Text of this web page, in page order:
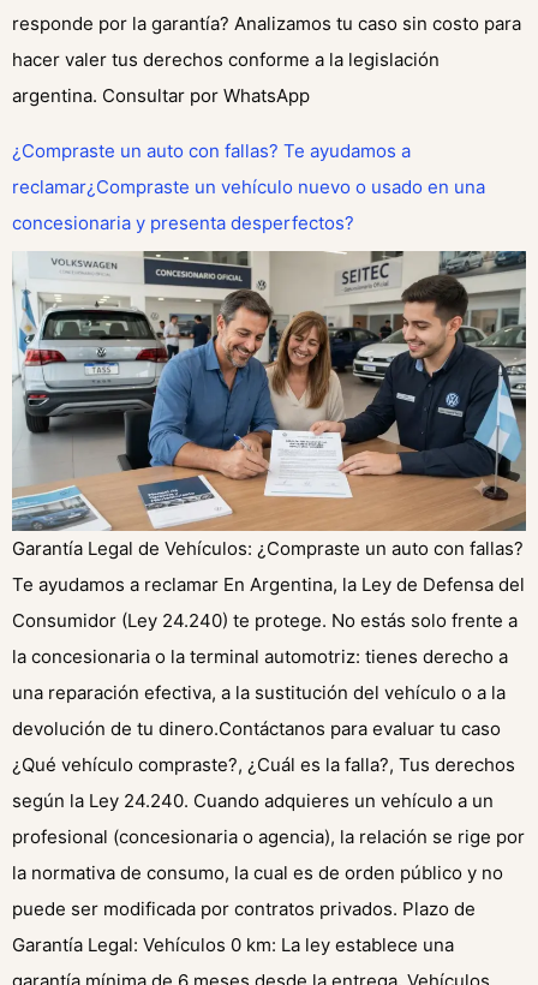
responde por la garantía? Analizamos tu caso sin costo para
hacer valer tus derechos conforme a la legislación
argentina. Consultar por WhatsApp
¿Compraste un auto con fallas? Te ayudamos a
reclamar¿Compraste un vehículo nuevo o usado en una
concesionaria y presenta desperfectos?
Garantía Legal de Vehículos: ¿Compraste un auto con fallas?
Te ayudamos a reclamar En Argentina, la Ley de Defensa del
Consumidor (Ley 24.240) te protege. No estás solo frente a
la concesionaria o la terminal automotriz: tienes derecho a
una reparación efectiva, a la sustitución del vehículo o a la
devolución de tu dinero.Contáctanos para evaluar tu caso
¿Qué vehículo compraste?, ¿Cuál es la falla?, Tus derechos
según la Ley 24.240. Cuando adquieres un vehículo a un
profesional (concesionaria o agencia), la relación se rige por
la normativa de consumo, la cual es de orden público y no
puede ser modificada por contratos privados. Plazo de
Garantía Legal: Vehículos 0 km: La ley establece una